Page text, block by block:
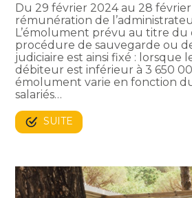
Du 29 février 2024 au 28 février
rémunération de
L’émolument prévu au titre du
procédure de sauvegarde ou
judiciaire est ainsi fixé : lorsque
débiteur est inférieur à 3 650
émolument varie en fonction
salariés…
SUITE